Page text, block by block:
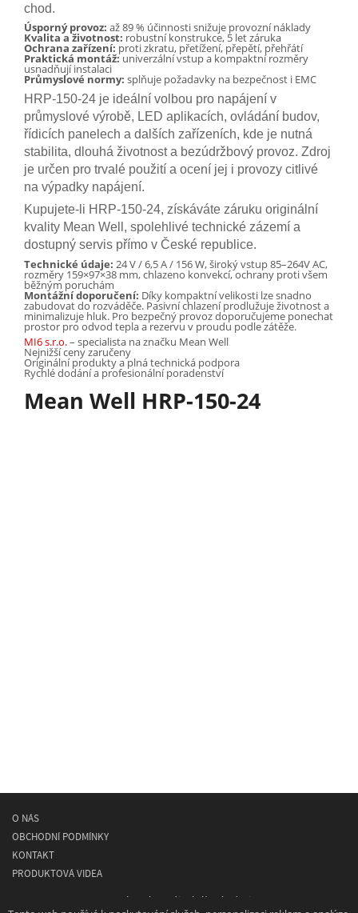
chod.
Úsporný provoz: až 89 % účinnosti snižuje provozní náklady
Kvalita a životnost: robustní konstrukce, 5 let záruka
Ochrana zařízení: proti zkratu, přetížení, přepětí, přehřátí
Praktická montáž:univerzální vstup a kompaktní rozměry
usnadňují instalaci
Průmyslové normy: splňuje požadavky na bezpečnost i EMC
HRP-150-24 je ideální volbou pro napájení v
průmyslové výrobě, LED aplikacích, ovládání budov,
řídicích panelech a dalších zařízeních, kde je nutná
stabilita, dlouhá životnost a bezúdržbový provoz. Zdroj
je určen pro trvalé použití a ocení jej i provozy citlivé
na výpadky napájení.
Kupujete-li HRP-150-24, získáváte záruku originální
kvality Mean Well, spolehlivé technické zázemí a
dostupný servis přímo v České republice.
Technické údaje: 24 V / 6,5 A / 156 W, široký vstup 85–264V AC,
rozměry 159×97×38 mm, chlazeno konvekcí, ochrany proti všem
běžným poruchám
Montážní doporučení: Díky kompaktní velikosti lze snadno
zabudovat do rozváděče. Pasivní chlazení prodlužuje životnost a
minimalizuje hluk. Pro bezpečný provoz doporučujeme ponechat
prostor pro odvod tepla a rezervu v proudu podle zátěže.
MI6 s.r.o.– specialista na značku Mean Well
Nejnižší ceny zaručeny
Originální produkty a plná technická podpora
Rychlé dodání a profesionální poradenství
Mean Well HRP-150-24
O NÁS
OBCHODNÍ PODMÍNKY
KONTAKT
PRODUKTOVÁ VIDEA
- spínané napájecí síťové zdroje